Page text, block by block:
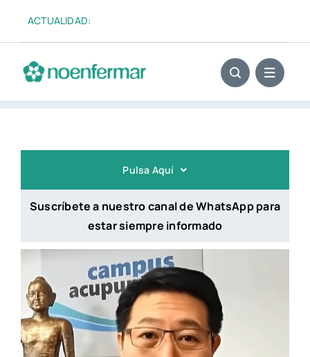
contenido
ACTUALIDAD:
Pulsa Aquí
Suscríbete a nuestro canal de WhatsApp para
estar siempre informado